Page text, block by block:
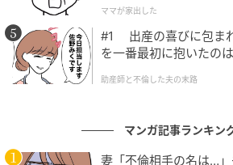
ママが家出した
#1 出産の喜びに包ま
を一番最初に抱いたの
助産師と不倫した夫の末路
マンガ記事ランキン
妻「不倫相手の名は…